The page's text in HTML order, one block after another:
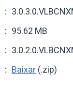
95.62 MB
Baixar (.zip)